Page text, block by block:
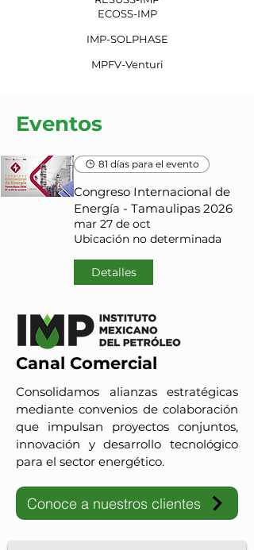
ECOSS-IMP
IMP-SOLPHASE
MPFV-Venturi
Eventos
81 días para el evento
Congreso Internacional de
Energía - Tamaulipas 2026
mar 27 de oct
Ubicación no determinada
Detalles
Canal Comercial
Consolidamos alianzas estratégicas
mediante convenios de colaboración
que impulsan proyectos conjuntos,
innovación y desarrollo tecnológico
para el sector energético.
Conoce a nuestros clientes
IMP-UAdeC
El IMP y la Universidad Autónoma de